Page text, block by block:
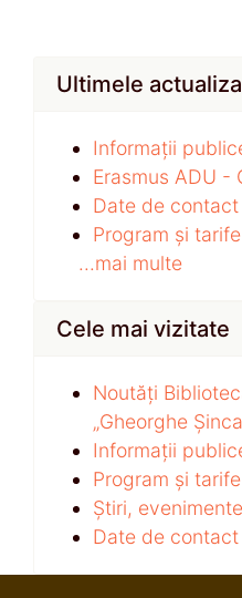
Ultimele
Informații
Erasmus ADU -
Date de contact
Program și tarife
...mai multe
Cele mai vizitate
Noutăți
„Gheorghe
Informații
Program și tarife
Știri,
Date de contact